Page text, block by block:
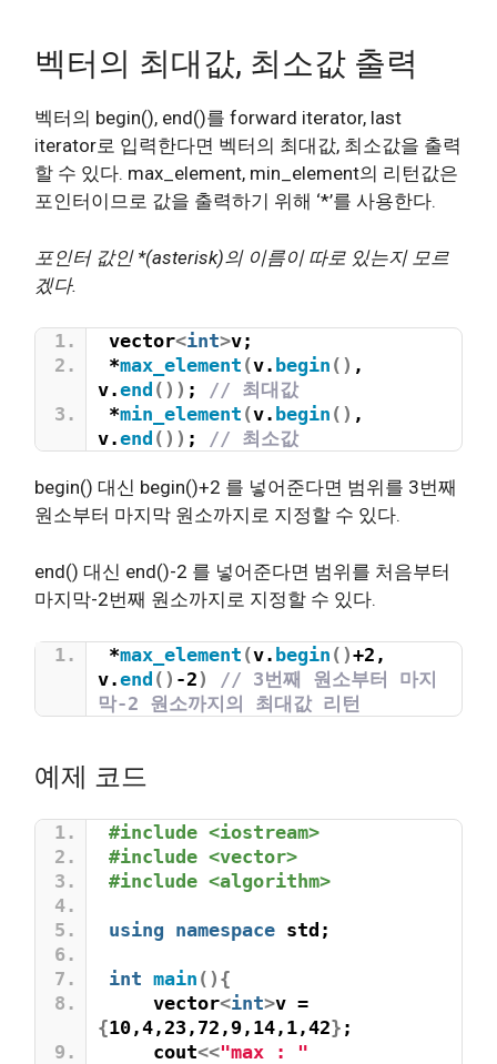
벡터의 최대값, 최소값 출력
벡터의 begin(), end()를 forward iterator, last
iterator로 입력한다면 벡터의 최대값, 최소값을 출력
할 수 있다. max_element, min_element의 리턴값은
포인터이므로 값을 출력하기 위해 ‘*’를 사용한다.
포인터 값인 *(asterisk)의 이름이 따로 있는지 모르
겠다.
vector<int>v;
*max_element (v. begin () ,
v.end ()) ; // 최대값
*min_element (v. begin () ,
v.end ()) ; // 최소값
begin() 대신 begin()+2 를 넣어준다면 범위를 3번째
원소부터 마지막 원소까지로 지정할 수 있다.
end() 대신 end()-2 를 넣어준다면 범위를 처음부터
마지막-2번째 원소까지로 지정할 수 있다.
*max_element (v. begin ()+2,
v.end () -2)
// 3번째 원소부터 마지
막-2 원소까지의 최대값 리턴
예제 코드
#include <iostream>
#include <vector>
#include <algorithm>
using namespace std;
int main (){
    vector
<int>
{10,4,23,72,9,14,1,42} ;
    cout
<<"max : "